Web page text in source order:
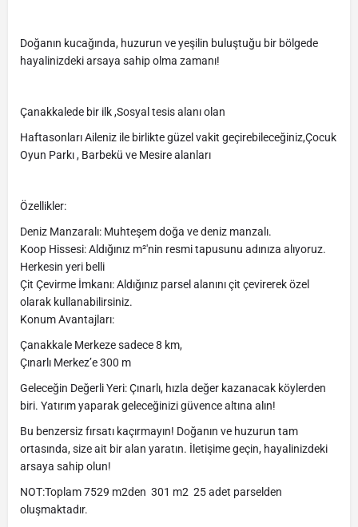
Doğanın kucağında, huzurun ve yeşilin buluştuğu bir bölgede
hayalinizdeki arsaya sahip olma zamanı!
Çanakkalede bir ilk ,Sosyal tesis alanı olan
Haftasonları Aileniz ile birlikte güzel vakit geçirebileceğiniz,Çocuk
Oyun Parkı , Barbekü ve Mesire alanları
Özellikler:
Deniz Manzaralı: Muhteşem doğa ve deniz manzalı.
Koop Hissesi: Aldığınız m²'nin resmi tapusunu adınıza alıyoruz.
Herkesin yeri belli
Çit Çevirme İmkanı: Aldığınız parsel alanını çit çevirerek özel
olarak kullanabilirsiniz.
Konum Avantajları:
Çanakkale Merkeze sadece 8 km,
Çınarlı Merkez’e 300 m
Geleceğin Değerli Yeri: Çınarlı, hızla değer kazanacak köylerden
biri. Yatırım yaparak geleceğinizi güvence altına alın!
Bu benzersiz fırsatı kaçırmayın! Doğanın ve huzurun tam
ortasında, size ait bir alan yaratın. İletişime geçin, hayalinizdeki
arsaya sahip olun!
NOT:Toplam 7529 m2den 301 m2 25 adet parselden
oluşmaktadır.